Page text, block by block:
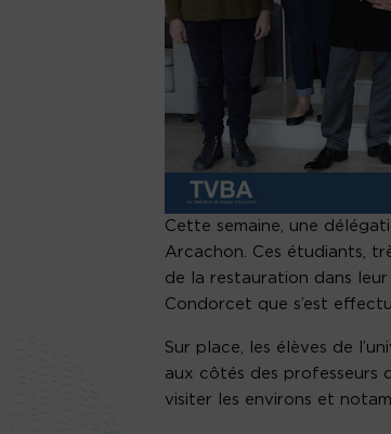
Cette semaine, une
Arcachon. Ces étudiants,
de la restauration dans
Condorcet que s’est
Sur place, les élèves de
aux côtés des professeurs
visiter les environs et